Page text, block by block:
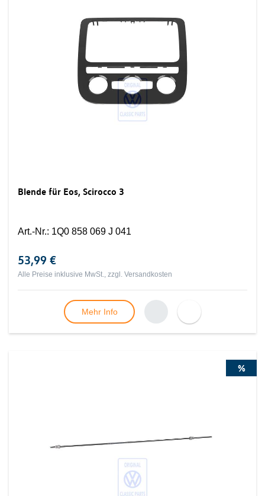
Blende für Eos, Scirocco 3
Art.-Nr.: 1Q0 858 069 J 041
53,99 €
Alle Preise inklusive MwSt., zzgl. Versandkosten
Mehr Info
%